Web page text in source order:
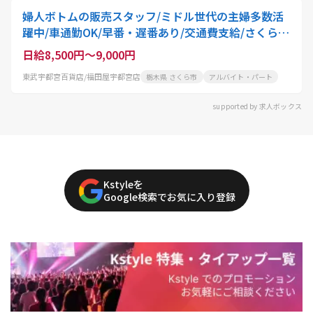
婦人ボトムの販売スタッフ/ミドル世代の主婦多数活
躍中/車通勤OK/早番・遅番あり/交通費支給/さくら市
より車で40分
日給8,500円～9,000円
東武宇都宮百貨店/福田屋宇都宮店 栃木県 さくら市 アルバイト・パート
supported by 求人ボックス
Kstyleを
Google検索でお気に入り登録